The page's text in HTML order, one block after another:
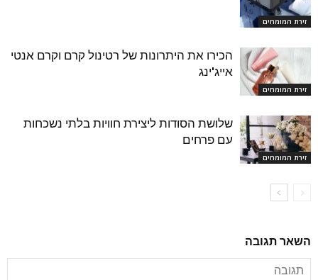
זירת המומחים
זירת המומחים
הכירו את היתרונות של רטינול קרם וקרם אנטי
אייג'ינג
זירת המומחים
שלושת הסודות ליצירת חוויות בלתי נשכחות
עם פרחים
השאר תגובה